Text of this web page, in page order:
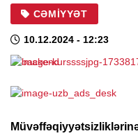
CƏMIYYƏT
10.12.2024 - 12:23